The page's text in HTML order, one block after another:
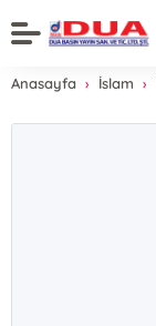
Anasayfa İslam